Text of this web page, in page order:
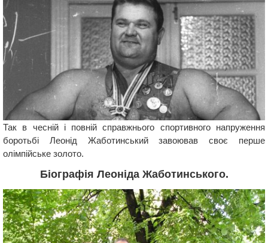
Так в чесній і повній справжнього спортивного напруження
боротьбі Леонід Жаботинський завоював своє перше
олімпійське золото.
Біографія Леоніда Жаботинського.